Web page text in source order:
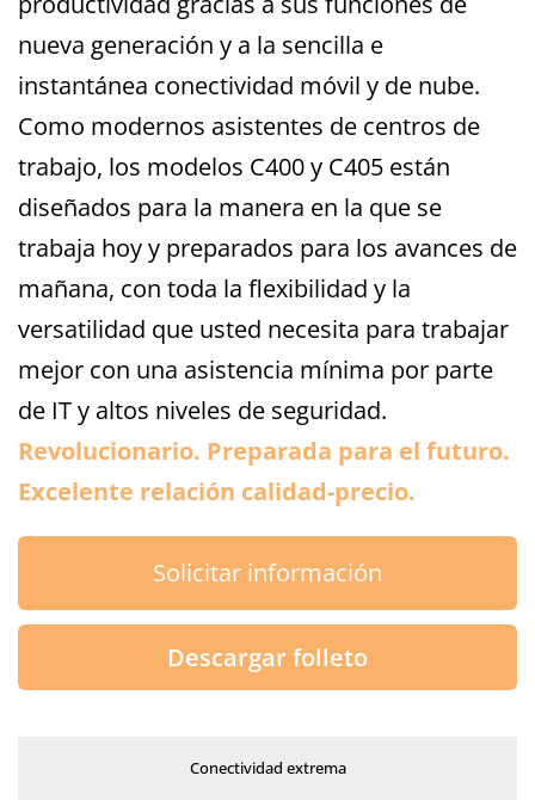
nueva generación y a la sencilla e
instantánea conectividad móvil y de nube.
Como modernos asistentes de centros de
trabajo, los modelos C400 y C405 están
diseñados para la manera en la que se
trabaja hoy y preparados para los avances de
mañana, con toda la flexibilidad y la
versatilidad que usted necesita para trabajar
mejor con una asistencia mínima por parte
de IT y altos niveles de seguridad.
​Revolucionario. Preparada para el futuro.
Excelente relación calidad-precio.
Solicitar información
Descargar folleto
Conectividad extrema